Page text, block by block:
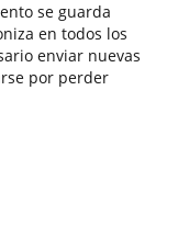
se guarda
en todos los
enviar nuevas
por perder